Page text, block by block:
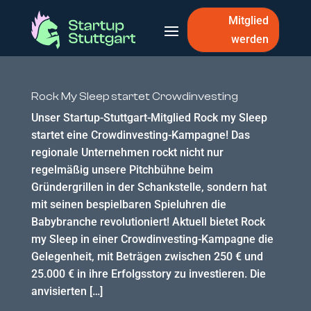
Mitglied
werden
Rock My Sleep startet Crowdinvesting
Unser Startup-Stuttgart-Mitglied Rock my Sleep
startet eine Crowdinvesting-Kampagne! Das
regionale Unternehmen rockt nicht nur
regelmäßig unsere Pitchbühne beim
Gründergrillen in der Schankstelle, sondern hat
mit seinen bespielbaren Spieluhren die
Babybranche revolutioniert! Aktuell bietet Rock
my Sleep in einer Crowdinvesting-Kampagne die
Gelegenheit, mit Beträgen zwischen 250 € und
25.000 € in ihre Erfolgsstory zu investieren. Die
anvisierten […]